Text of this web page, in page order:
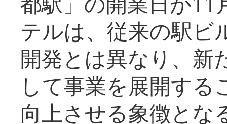
テルは、従来の駅ビ
開発とは異なり、新
して事業を展開する
向上させる象徴とな